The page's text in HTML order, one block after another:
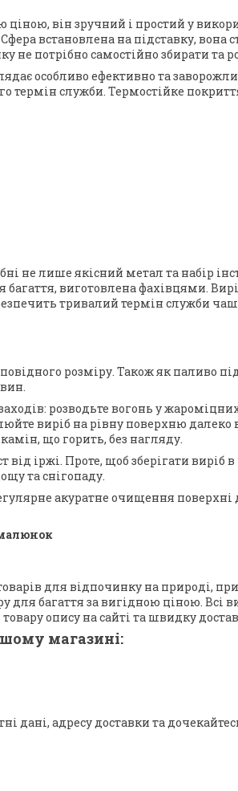
він зручний і простий у
встановлена ​​на підставку, вона
не потрібно самостійно збирати та
особливо ефективно та
термін служби. Термостійке
не лише якісний метал та набір
виготовлена ​​фахівцями.
тривалий термін служби
розміру. Також як паливо
розводьте вогонь у
виріб на рівну поверхню
що горить, без нагляду.
іржі. Проте, щоб зберігати виріб в
та снігопаду.
акуратне очищення
для відпочинку на природі,
багаття за вигідною ціною. Всі
опису на сайті та швидку
магазині:
дані, адресу доставки та